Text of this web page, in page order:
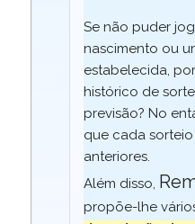
Se não puder
nascimento ou
estabelecida,
histórico de
previsão? No
que cada
anteriores.
Além disso,
propõe-lhe